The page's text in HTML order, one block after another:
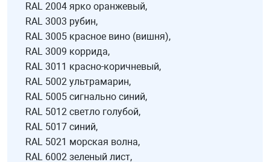
RAL 2004 ярко оранжевый,
RAL 3003 рубин,
RAL 3005 красное вино (вишня),
RAL 3009 коррида,
RAL 3011 красно-коричневый,
RAL 5002 ультрамарин,
RAL 5005 сигнально синий,
RAL 5012 светло голубой,
RAL 5017 синий,
RAL 5021 морская волна,
RAL 6002 зеленый лист,